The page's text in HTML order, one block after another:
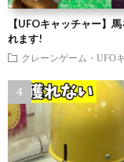
【UFOキャッチャー】
れます!
クレーンゲーム・UFO